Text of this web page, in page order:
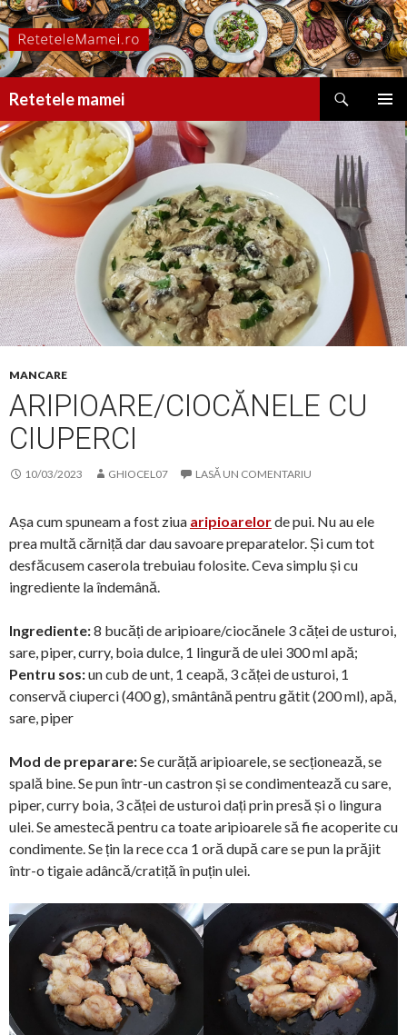
Retetele mamei
MENIU
LA
CONȚINUT
MANCARE
ARIPIOARE/CIOCĂNELE CU
CIUPERCI
10/03/2023 GHIOCEL07 LASĂ UN COMENTARIU
Așa cum spuneam a fost ziua aripioarelorde pui. Nu au ele
prea multă cărniță dar dau savoare preparatelor. Și cum tot
desfăcusem caserola trebuiau folosite. Ceva simplu și cu
ingrediente la îndemână.
Ingrediente:8 bucăți de aripioare/ciocănele 3 căței de usturoi,
sare, piper, curry, boia dulce, 1 lingură de ulei 300 ml apă;
Pentru sos:un cub de unt, 1 ceapă, 3 căței de usturoi, 1
conservă ciuperci (400 g), smântână pentru gătit (200 ml), apă,
sare, piper
Mod de preparare:Se curăță aripioarele, se secționează, se
spală bine. Se pun într-un castron și se condimentează cu sare,
piper, curry boia, 3 căței de usturoi dați prin presă și o lingura
ulei. Se amestecă pentru ca toate aripioarele să fie acoperite cu
condimente. Se țin la rece cca 1 oră după care se pun la prăjit
într-o tigaie adâncă/cratiță în puțin ulei.